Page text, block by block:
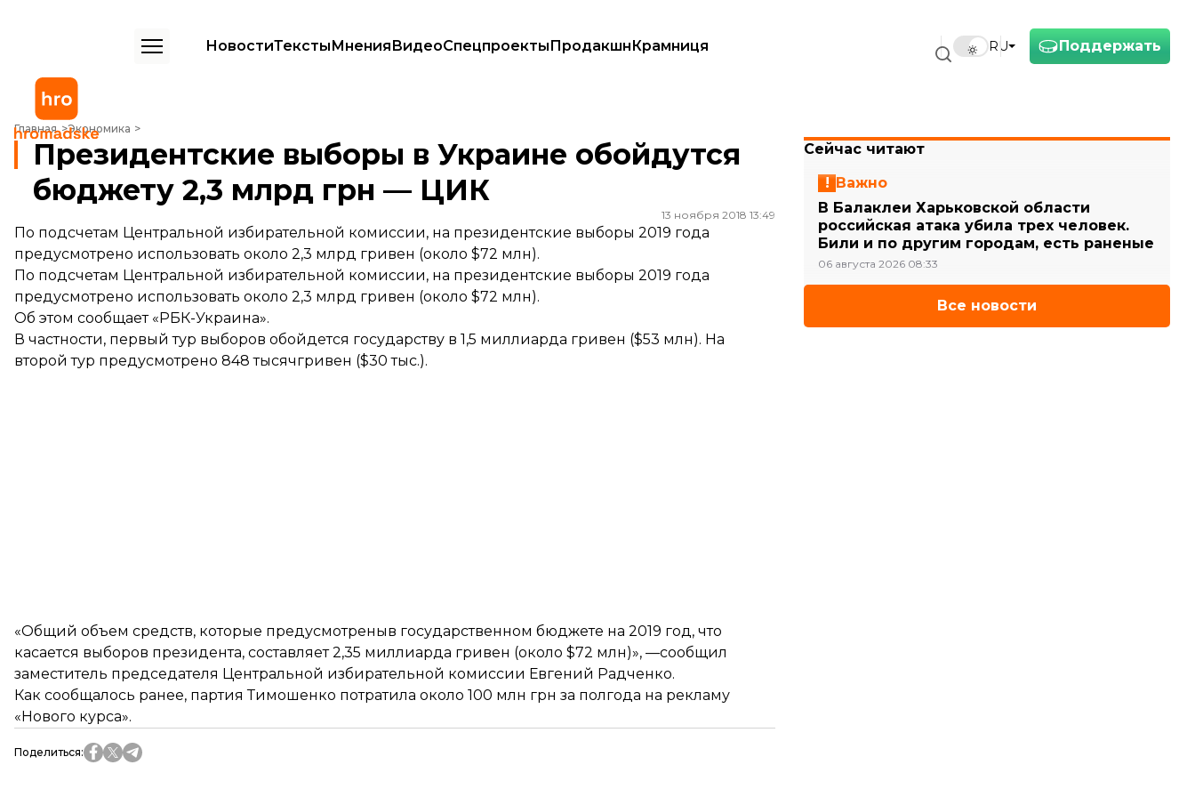
Поддержать
RU
НовостиТекстыМненияВидеоСпецпроектыПродакшнКрамниця
Главная Экономика
Президентские выборы в Украине обойдутся бюджету 2,3 млрд грн — ЦИК
Президентские выборы в Украине обойдутся
бюджету 2,3 млрд грн — ЦИК
13 ноября 2018 13:49
По подсчетам Центральной избирательной комиссии, на президентские выборы 2019 года
предусмотрено использовать около 2,3 млрд гривен (около $72 млн).
По подсчетам Центральной избирательной комиссии, на президентские выборы 2019 года
предусмотрено использовать около 2,3 млрд гривен (около $72 млн).
Об этом сообщает«РБК-Украина».
В частности, первый тур выборов обойдется государству в 1,5 миллиарда гривен ($53 млн). На
второй тур предусмотрено 848 тысячгривен ($30 тыс.).
«Общий объем средств, которые предусмотреныв государственном бюджете на 2019 год, что
касается выборов президента, составляет 2,35 миллиарда гривен (около $72 млн)», —сообщил
заместитель председателя Центральной избирательной комиссии Евгений Радченко.
Как сообщалось ранее, партия Тимошенко потратила около 100 млн грн за полгода на рекламу
«Нового курса».
Поделиться:
Сейчас читают
Важно
В Балаклеи Харьковской области
российская атака убила трех человек.
Били и по другим городам, есть раненые
06 августа 2026 08:33
Все новости